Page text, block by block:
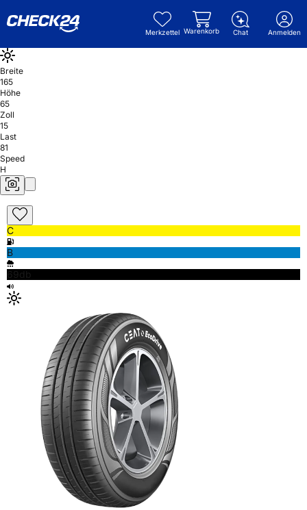
Merkzettel Warenkorb Chat Anmelden
Breite
165
Höhe
65
Zoll
15
Last
81
Speed
H
C
B
69db